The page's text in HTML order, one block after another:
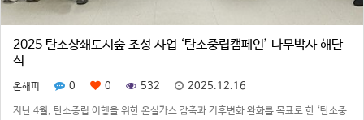
2025 탄소상쇄도시숲 조성 사업 ‘탄소중립캠페인’ 나무박사 해단
식
온해피 0 0 532 2025.12.16
지난 4월, 탄소중립 이행을 위한 온실가스 감축과 기후변화 완화를 목표로 한 ‘탄소중